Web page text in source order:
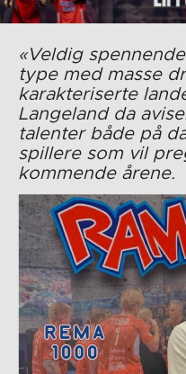
«Veldig
type med masse
karakteriserte
Langeland da
talenter både på
spillere som vil
kommende årene.